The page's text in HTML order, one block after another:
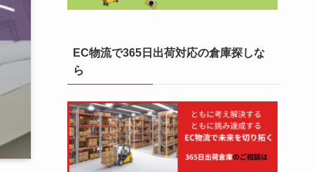
EC物流で365日出荷対応の倉庫探しな
ら